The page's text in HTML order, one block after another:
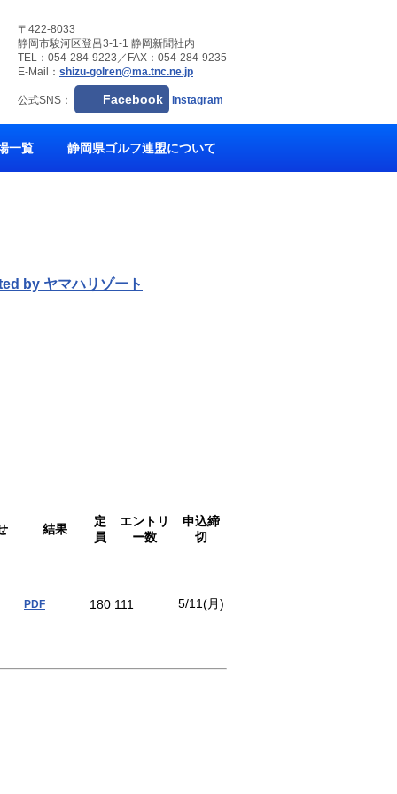
〒422-8033
静岡市駿河区登呂3-1-1 静岡新聞社内
TEL：054-284-9223／FAX：054-284-9235
E-Mail： shizu-golren@ma.tnc.ne.jp
公式SNS： Facebook Instagram
一覧 静岡県ゴルフ連盟について
by ヤマハリゾート
結果
定
員
エントリ
ー数
申込締
切
PDF 180 111 5/11(月)